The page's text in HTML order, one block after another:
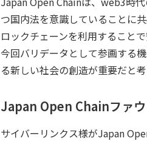
つ国内法を意識していることに
ロックチェーンを利用すること
今回バリデータとして参画する
る新しい社会の創造が重要だと
Japan Open Chainファ
サイバーリンクス様がJapan